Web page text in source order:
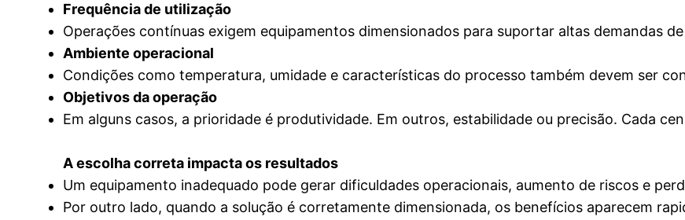
Frequência de utilização
Operações contínuas exigem equipamentos dimensionados para suportar altas demandas
Ambiente operacional
Condições como temperatura, umidade e características do processo também devem ser
Objetivos da operação
Em alguns casos, a prioridade é produtividade. Em outros, estabilidade ou precisão. Cada
A escolha correta impacta os resultados
Um equipamento inadequado pode gerar dificuldades operacionais, aumento de riscos e
Por outro lado, quando a solução é corretamente dimensionada, os benefícios aparecem